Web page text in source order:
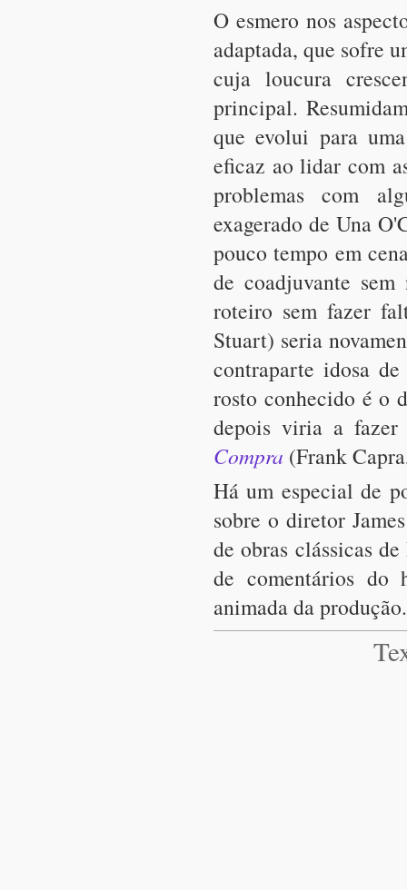
O esmero nos
adaptada, que sofre
cuja loucura
principal.
que evolui para
eficaz ao lidar com
problemas com
exagerado de Una
pouco tempo em
de coadjuvante
roteiro sem fazer
Stuart) seria
contraparte idosa
rosto conhecido é o
depois viria a
Compra (Frank
Há um especial de
sobre o diretor
de obras clássicas
de comentários do
animada da produção.